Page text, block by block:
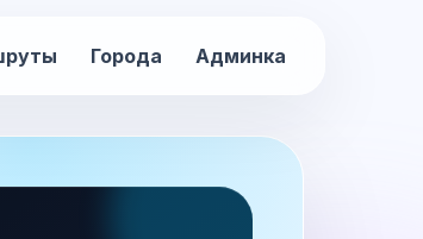
Города Админка